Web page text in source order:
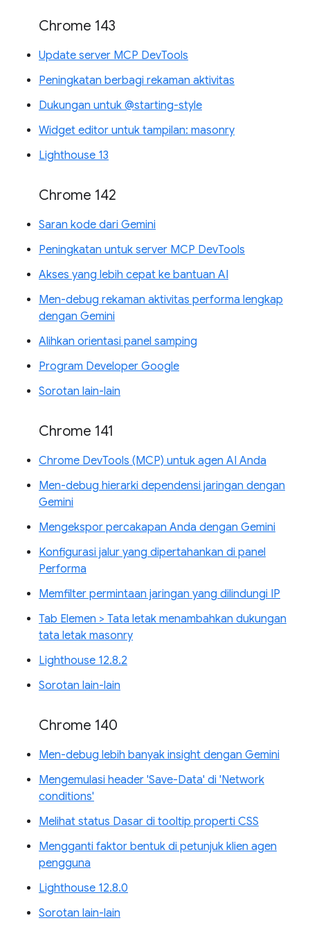
Chrome 143
Update server MCP DevTools
Peningkatan berbagi rekaman aktivitas
Dukungan untuk @starting-style
Widget editor untuk tampilan: masonry
Lighthouse 13
Chrome 142
Saran kode dari Gemini
Peningkatan untuk server MCP DevTools
Akses yang lebih cepat ke bantuan AI
Men-debug rekaman aktivitas performa lengkap
dengan Gemini
Alihkan orientasi panel samping
Program Developer Google
Sorotan lain-lain
Chrome 141
Chrome DevTools (MCP) untuk agen AI Anda
Men-debug hierarki dependensi jaringan dengan
Gemini
Mengekspor percakapan Anda dengan Gemini
Konfigurasi jalur yang dipertahankan di panel
Performa
Memfilter permintaan jaringan yang dilindungi IP
Tab Elemen > Tata letak menambahkan dukungan
tata letak masonry
Lighthouse 12.8.2
Sorotan lain-lain
Chrome 140
Men-debug lebih banyak insight dengan Gemini
Mengemulasi header 'Save-Data' di 'Network
conditions'
Melihat status Dasar di tooltip properti CSS
Mengganti faktor bentuk di petunjuk klien agen
pengguna
Lighthouse 12.8.0
Sorotan lain-lain